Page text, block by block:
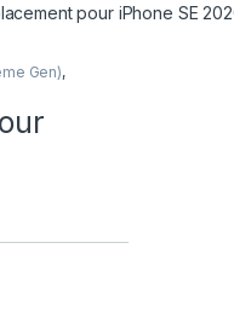
pour iPhone SE
Gen),